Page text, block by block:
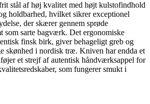
stål af høj kvalitet med højt kulstofindhold
holdbarhed, hvilket sikrer exceptionel
der skærer gennem sprøde
som sarte bagværk. Det ergonomiske
finsk birk, giver behageligt greb og
skønhed i nordisk træ. Kniven har endda et
et strejf af autentisk håndværksappel for
som fungerer smukt i